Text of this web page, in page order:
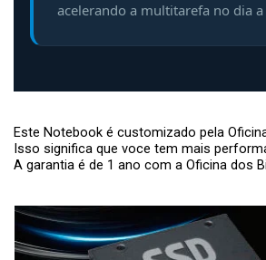
acelerando a multitarefa no dia a
Este Notebook é customizado pela
Isso significa que voce tem mais
A garantia é de 1 ano com a Oficina dos